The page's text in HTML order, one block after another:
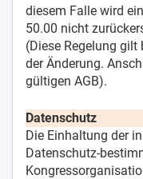
diesem Falle wird
50.00 nicht
(Diese Regelung
der Änderung.
gültigen AGB).
Datenschutz
Die Einhaltung der
Datenschutz-